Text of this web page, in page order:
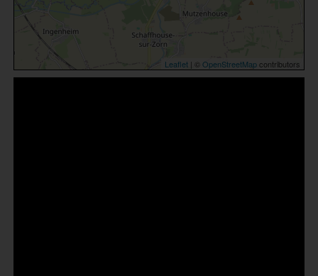
Leaflet| © OpenStreetMapcontributors